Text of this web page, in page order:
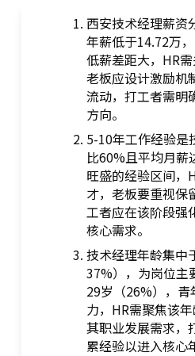
西安技术经理薪资
年薪低于14.72万
低薪差距大，HR需
老板应设计激励机
流动，打工者需明
方向。
5-10年工作经验是
比60%且平均月薪
旺盛的经验区间，
才，老板要重视保
工者应在该阶段强
核心需求。
技术经理年龄集中
37%），为岗位主
29岁（26%），
力，HR需聚焦该
其职业发展需求，
累经验以进入核心